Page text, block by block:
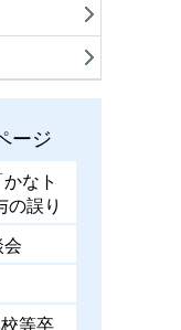
ージ
なト
の誤り
会
等卒